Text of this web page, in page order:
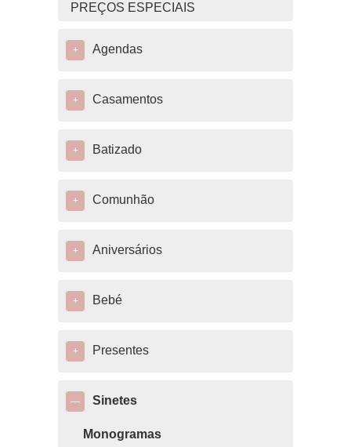
PREÇOS ESPECIAIS
+ Agendas
+ Casamentos
+ Batizado
+ Comunhão
+ Aniversários
+ Bebé
+ Presentes
— Sinetes
Monogramas